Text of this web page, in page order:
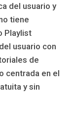
del usuario y
tiene
Playlist
usuario con
de
centrada en el
y sin